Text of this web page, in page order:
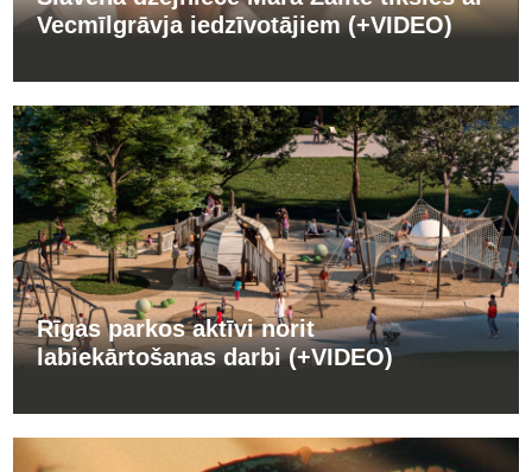
Vecmīlgrāvja iedzīvotājiem (+VIDEO)
Rīgas parkos aktīvi norit
labiekārtošanas darbi (+VIDEO)